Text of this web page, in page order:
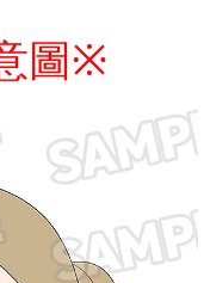
圖※